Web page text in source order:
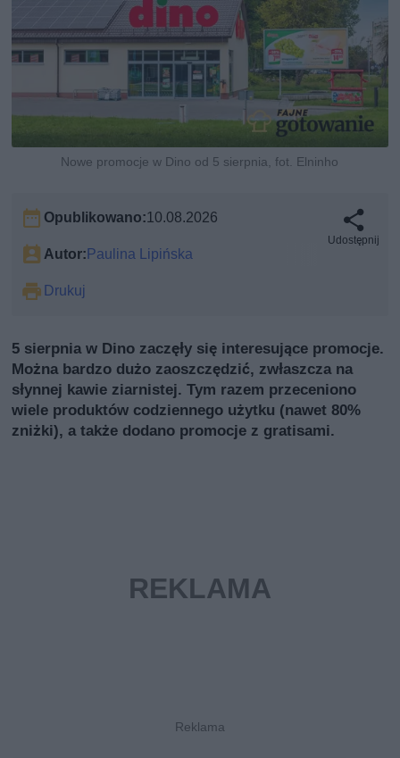
Nowe promocje w Dino od 5 sierpnia, fot. Elninho
Opublikowano:10.08.2026
Autor: Paulina Lipińska
Drukuj
Udostępnij
5 sierpnia w Dino zaczęły się interesujące promocje.
Można bardzo dużo zaoszczędzić, zwłaszcza na
słynnej kawie ziarnistej. Tym razem przeceniono
wiele produktów codziennego użytku (nawet 80%
zniżki), a także dodano promocje z gratisami.